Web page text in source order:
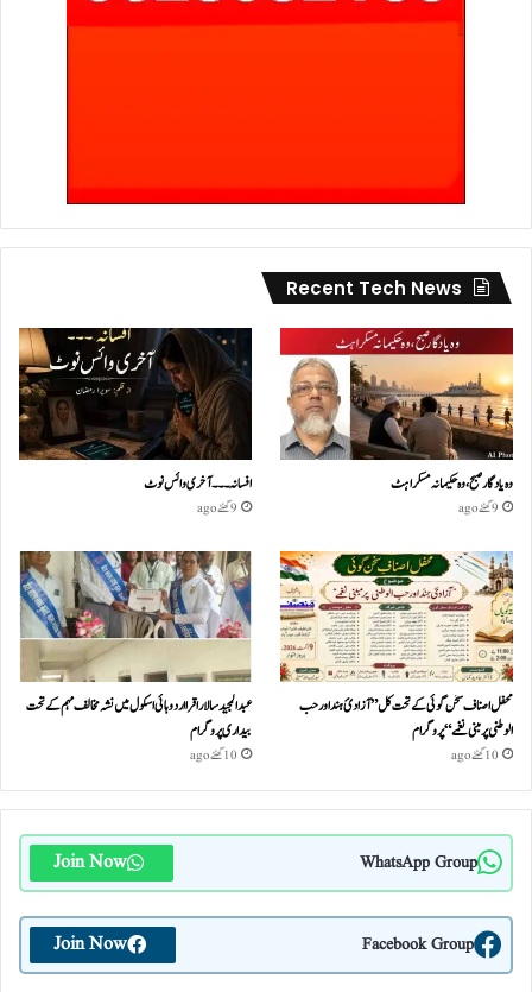
Recent Tech News
وہ یادگار صبح، وہ حکیمانہ مسکراہٹ
9 گھنٹے ago
افسانہ۔۔۔آخری وائس نوٹ
9 گھنٹے ago
محفل اصناف سخن گوئی کے تحت کل ”آزادئ ہند اور حب
الوطنی پر مبنی نغمے“پروگرام
10 گھنٹے ago
عبدالمجید سالار اقرا اردو ہائی اسکول میں نشہ مخالف مہم کے تحت
بیداری پروگرام
10 گھنٹے ago
WhatsApp Group
Join Now
Facebook Group
Join Now